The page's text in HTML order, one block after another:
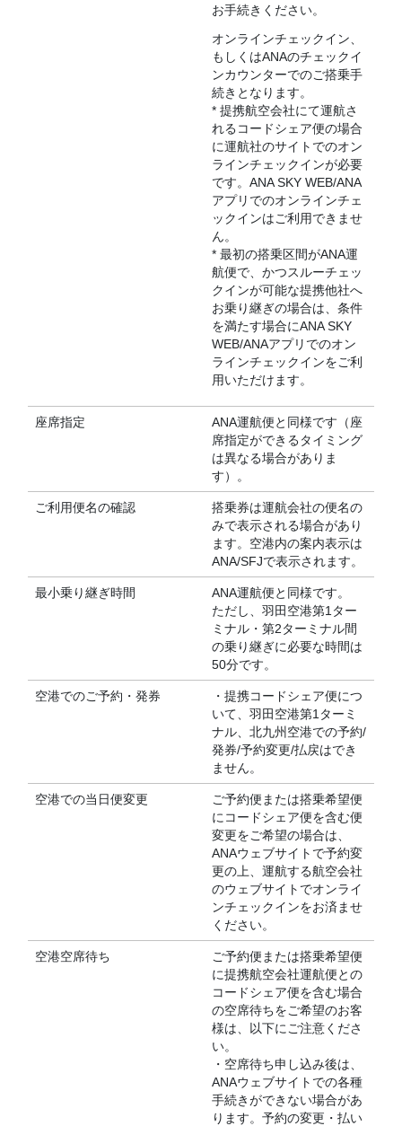
お手続きください。
オンラインチェックイン、
もしくはANAのチェックイ
ンカウンターでのご搭乗手
続きとなります。
* 提携航空会社にて運航さ
れるコードシェア便の場合
に運航社のサイトでのオン
ラインチェックインが必要
です。ANA SKY WEB/ANA
アプリでのオンラインチェ
ックインはご利用できませ
ん。
* 最初の搭乗区間がANA運
航便で、かつスルーチェッ
クインが可能な提携他社へ
お乗り継ぎの場合は、条件
を満たす場合にANA SKY
WEB/ANAアプリでのオン
ラインチェックインをご利
用いただけます。
座席指定
ANA運航便と同様です（座
席指定ができるタイミング
は異なる場合がありま
す）。
ご利用便名の確認
搭乗券は運航会社の便名の
みで表示される場合があり
ます。空港内の案内表示は
ANA/SFJで表示されます。
最小乗り継ぎ時間
ANA運航便と同様です。
ただし、羽田空港第1ター
ミナル・第2ターミナル間
の乗り継ぎに必要な時間は
50分です。
空港でのご予約・発券
・提携コードシェア便につ
いて、羽田空港第1ターミ
ナル、北九州空港での予約/
発券/予約変更/払戻はでき
ません。
空港での当日便変更
ご予約便または搭乗希望便
にコードシェア便を含む便
変更をご希望の場合は、
ANAウェブサイトで予約変
更の上、運航する航空会社
のウェブサイトでオンライ
ンチェックインをお済ませ
ください。
空港空席待ち
ご予約便または搭乗希望便
に提携航空会社運航便との
コードシェア便を含む場合
の空席待ちをご希望のお客
様は、以下にご注意くださ
い。
・空席待ち申し込み後は、
ANAウェブサイトでの各種
手続きができない場合があ
ります。予約の変更・払い